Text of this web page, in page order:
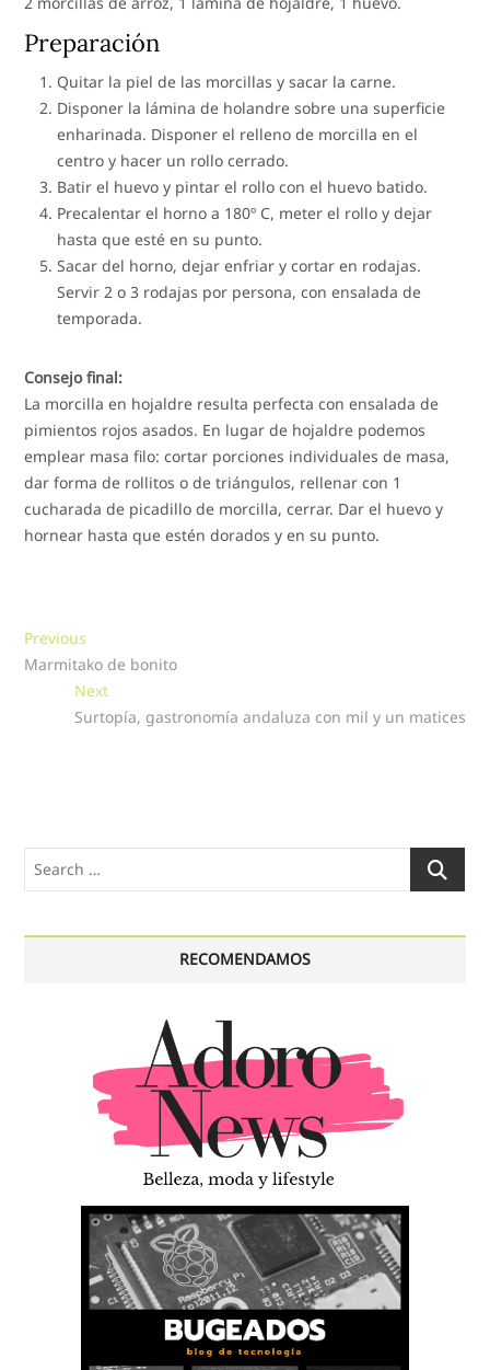
Preparación
Quitar la piel de las morcillas y sacar la carne.
Disponer la lámina de holandre sobre una superficie
enharinada. Disponer el relleno de morcilla en el
centro y hacer un rollo cerrado.
Batir el huevo y pintar el rollo con el huevo batido.
Precalentar el horno a 180º C, meter el rollo y dejar
hasta que esté en su punto.
Sacar del horno, dejar enfriar y cortar en rodajas.
Servir 2 o 3 rodajas por persona, con ensalada de
temporada.
Consejo final:
La morcilla en hojaldre resulta perfecta con ensalada de
pimientos rojos asados. En lugar de hojaldre podemos
emplear masa filo: cortar porciones individuales de masa,
dar forma de rollitos o de triángulos, rellenar con 1
cucharada de picadillo de morcilla, cerrar. Dar el huevo y
hornear hasta que estén dorados y en su punto.
Navegación
de
entradas
Previous
post:
Marmitako de bonito
NextNext
post:
Surtopía, gastronomía andaluza con mil y un matices
Search
RECOMENDAMOS